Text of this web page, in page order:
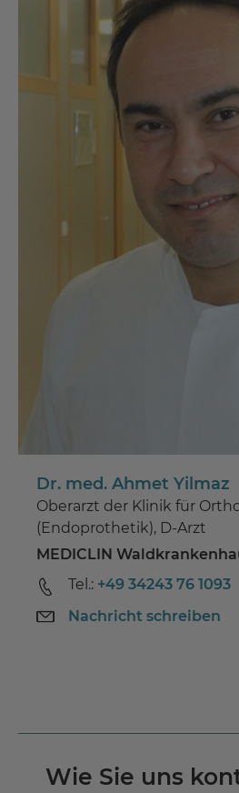
Dr. med. Ahmet Yilmaz
Oberarzt der Klinik für
(Endoprothetik), D-Arzt
MEDICLIN
Tel.: +49 34243 76 1093
Nachricht schreiben
Wie Sie uns